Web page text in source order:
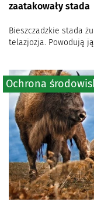
zaatakowały stada
Bieszczadzkie stada
telazjozja. Powodują
Ochrona